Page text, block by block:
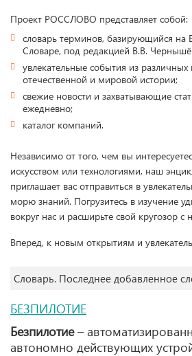
Проект РОССЛОВО представляет собой:
словарь терминов, базирующийся на
Словаре, под редакцией В.В.
увлекательные события из
отечественной и мировой истории;
свежие новости и захватывающие
ежедневно;
каталог компаний.
Независимо от того, чем вы
искусством или технологиями, наш
приглашает вас отправиться в
морю знаний. Погрузитесь в изучение
вокруг нас и расширьте свой кругозор с
Вперед, к новым открытиям и
Словарь. Последнее добавленное
БЕЗПИЛОТИЕ
Безпилотие–
автономно действующих